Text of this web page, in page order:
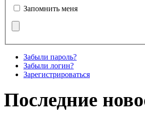
Запомнить меня
Забыли пароль?
Забыли логин?
Зарегистрироваться
Последние